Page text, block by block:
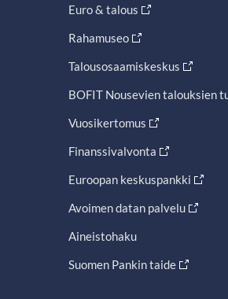
Euro & talous
Rahamuseo
Talousosaamiskeskus
BOFIT Nousevien talouksien
Vuosikertomus
Finanssivalvonta
Euroopan keskuspankki
Avoimen datan palvelu
Aineistohaku
Suomen Pankin taide